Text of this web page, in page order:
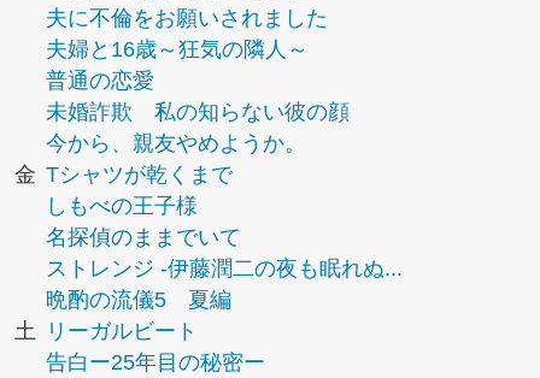
夫に不倫をお願いされました
夫婦と16歳～狂気の隣人～
普通の恋愛
未婚詐欺 私の知らない彼の顔
今から、親友やめようか。
金 Tシャツが乾くまで
しもべの王子様
名探偵のままでいて
ストレンジ -伊藤潤二の夜も眠れぬ...
晩酌の流儀5 夏編
土
リーガルビート
告白ー25年目の秘密ー